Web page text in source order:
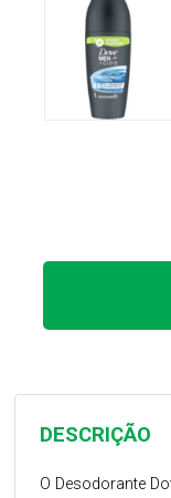
DESCRIÇÃO
O Desodorante